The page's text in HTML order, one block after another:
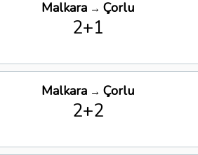
Malkara→ Çorlu
2+1
Malkara→ Çorlu
2+2